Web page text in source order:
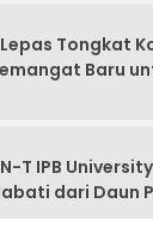
Tongkat
Baru
T IPB
dari Daun